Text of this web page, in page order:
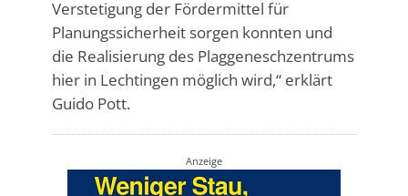
Verstetigung der Fördermittel für
Planungssicherheit sorgen konnten und
die Realisierung des Plaggeneschzentrums
hier in Lechtingen möglich wird,“ erklärt
Guido Pott.
Anzeige